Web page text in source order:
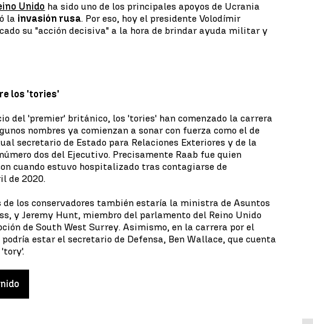
Unido ha sido uno de los principales apoyos de Ucrania
la invasión rusa. Por eso, hoy el presidente Volodímir
su "acción decisiva" a la hora de brindar ayuda militar y
los 'tories'
del 'premier' británico, los 'tories' han comenzado la carrera
nombres ya comienzan a sonar con fuerza como el de
secretario de Estado para Relaciones Exteriores y de la
dos del Ejecutivo. Precisamente Raab fue quien
cuando estuvo hospitalizado tras contagiarse de
de 2020.
los conservadores también estaría la ministra de Asuntos
y Jeremy Hunt, miembro del parlamento del Reino Unido
de South West Surrey. Asimismo, en la carrera por el
estar el secretario de Defensa, Ben Wallace, que cuenta